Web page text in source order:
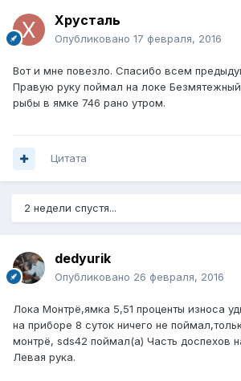
Хрусталь
Опубликовано 17 февраля, 2016
Вот и мне повезло. Спасибо всем
Правую руку поймал на локе Безмятежный
рыбы в ямке 746 рано утром.
Цитата
2 недели спустя...
dedyurik
Опубликовано 26 февраля, 2016
Лока Монтрё,ямка 5,51 проценты износа
на приборе 8 суток ничего не
монтрё, sds42 поймал(а) Часть доспехов
Левая рука.